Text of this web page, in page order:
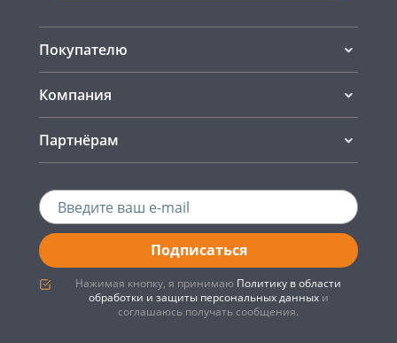
Покупателю
Компания
Партнёрам
Подписаться
Нажимая кнопку, я принимаю Политику в области
обработки и защиты персональных данныхи
соглашаюсь получать сообщения.